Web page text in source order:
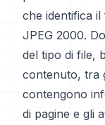
che identifica
JPEG 2000.
del tipo di file,
contenuto, tra
contengono
di pagine e gli